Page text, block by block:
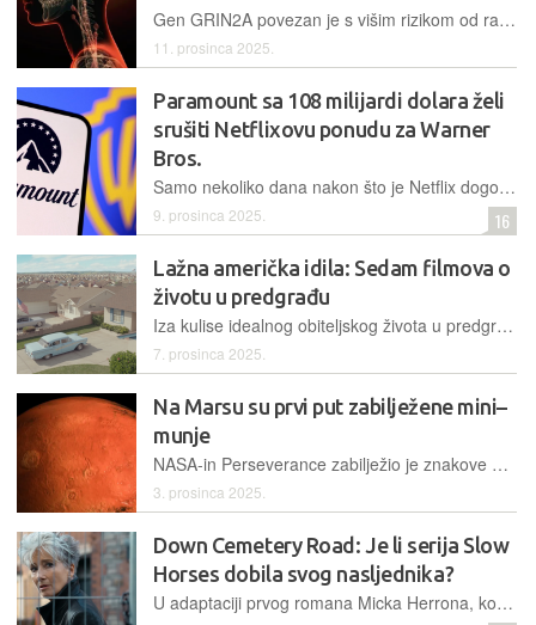
Gen GRIN2A povezan je s višim rizikom od razvoja šizofrenije i drugih formi mentalnih bolesti
11. prosinca 2025.
Paramount sa 108 milijardi dolara želi
srušiti Netflixovu ponudu za Warner
Bros.
Samo nekoliko dana nakon što je Netflix dogovorio otkup studijskih i streaming dijelove Warner Bros. Discoveryja za 82,7 milijardi dolara, stigla je nova ponuda - neprijateljska, ali dioničarima privlačnija
9. prosinca 2025. 16
Lažna američka idila: Sedam filmova o
životu u predgrađu
Iza kulise idealnog obiteljskog života u predgrađu, mnogo toga može poći po zlu
7. prosinca 2025.
Na Marsu su prvi put zabilježene mini–
munje
NASA-in Perseverance zabilježio je znakove električne aktivnosti na Crvenom planetu
3. prosinca 2025.
Down Cemetery Road: Je li serija Slow
Horses dobila svog nasljednika?
U adaptaciji prvog romana Micka Herrona, konzervatorica umjetnina Sarah u potrazi za nestalom djevojčicom razotkriva opasnu zavjeru – sve uz malu pomoć privatne istražiteljice Zoë